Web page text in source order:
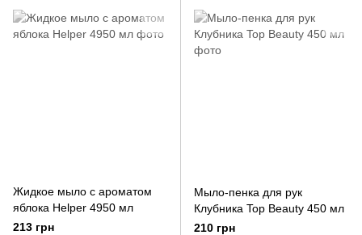
Жидкое мыло с ароматом
яблока Helper 4950 мл
213 грн
Мыло-пенка для рук
Клубника Top Beauty 450 мл
210 грн